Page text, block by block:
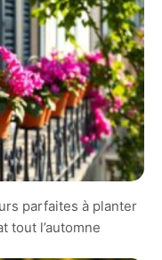
parfaites à planter
tout l’automne